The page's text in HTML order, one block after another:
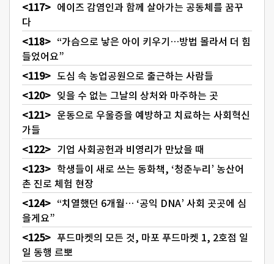
에이즈 감염인과 함께 살아가는 공동체를 꿈꾸
다
“가슴으로 낳은 아이 키우기…방법 몰라서 더 힘
들었어요”
도심 속 농업공원으로 출근하는 사람들
잊을 수 없는 그날의 상처와 마주하는 곳
운동으로 우울증을 예방하고 치료하는 사회혁신
가들
기업 사회공헌과 비영리가 만났을 때
학생들이 새로 쓰는 동화책, ‘청춘누리’ 농산어
촌 진로 체험 현장
“치열했던 6개월… ‘공익 DNA’ 사회 곳곳에 심
을게요”
푸드마켓의 모든 것, 마포 푸드마켓 1, 2호점 일
일 동행 르뽀